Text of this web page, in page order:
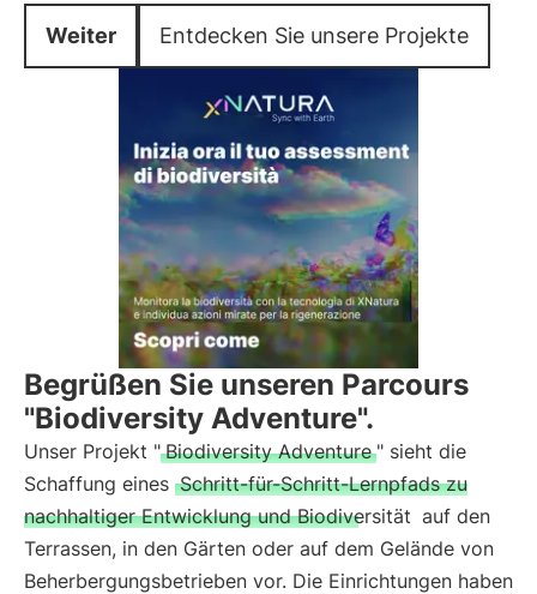
Weiter Entdecken Sie unsere Projekte
Begrüßen Sie unseren Parcours
"Biodiversity Adventure".
Unser Projekt " Biodiversity Adventure " sieht die
Schaffung eines Schritt-für-Schritt-Lernpfads zu
nachhaltiger Entwicklung und Biodiversität auf den
Terrassen, in den Gärten oder auf dem Gelände von
Beherbergungsbetrieben vor. Die Einrichtungen haben